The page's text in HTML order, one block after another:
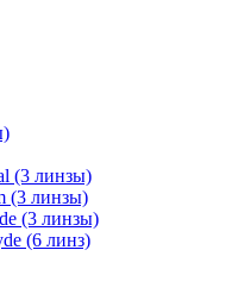
(3 линзы)
(3 линзы)
(3 линзы)
(6 линз)